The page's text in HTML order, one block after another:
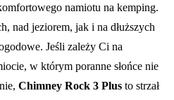
namiotu na kemping.
nad jeziorem, jak i na dłuższych
Jeśli zależy Ci na
w którym poranne słońce nie
Chimney Rock 3 Plus to strzał